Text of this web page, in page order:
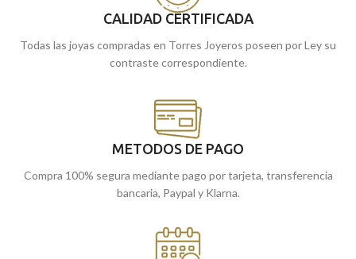
CALIDAD CERTIFICADA
Todas las joyas compradas en Torres Joyeros poseen por Ley su
contraste correspondiente.
METODOS DE PAGO
Compra 100% segura mediante pago por tarjeta, transferencia
bancaria, Paypal y Klarna.